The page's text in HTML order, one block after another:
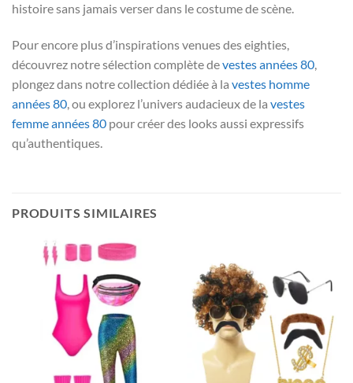
histoire sans jamais verser dans le costume de scène.
Pour encore plus d’inspirations venues des eighties,
découvrez notre sélection complète devestes années 80,
plongez dans notre collection dédiée à la vestes homme
années 80, ou explorez l’univers audacieux de la vestes
femme années 80 pour créer des looks aussi expressifs
qu’authentiques.
PRODUITS SIMILAIRES